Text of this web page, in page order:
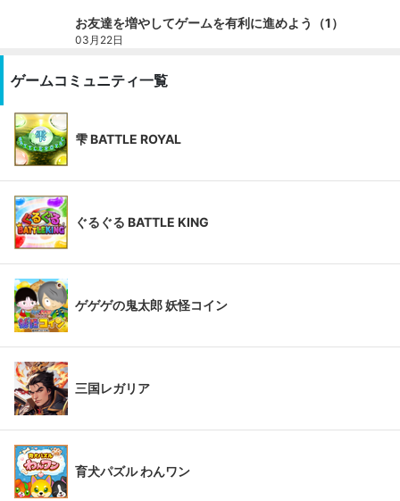
お友達を増やしてゲームを有利に進めよう（1）
03月22日
ゲームコミュニティ一覧
雫 BATTLE ROYAL
ぐるぐる BATTLE KING
ゲゲゲの鬼太郎 妖怪コイン
三国レガリア
育犬パズル わんワン